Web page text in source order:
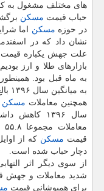
های مختلف مشغول به
حباب قیمت مسكن
در حوزه مسكن اما
نشان داد كه در
علت جهش یكباره قیمت
به ماه قبل بود.
به میانگین سال ۱۳۹۶ بالغ بر ۱۱.۳ درصد كاهش پیدا كرد.
همچنین معاملات مسكن
سال ۱۳۹۶
قیمت مسكن
دچار حباب شده است.
از سوی دیگر اثر
شدید معاملات و جهش
برای همپوشانی قیمت